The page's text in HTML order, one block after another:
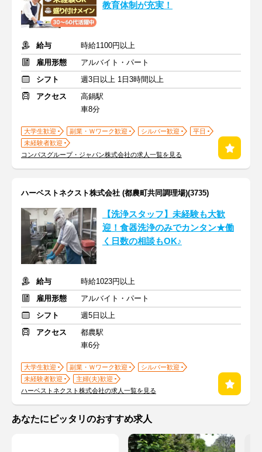
教育体制が充実！
給与
時給1100円以上
雇用形態
アルバイト・パート
シフト
週3日以上 1日3時間以上
アクセス
高鍋駅
車8分
大学生歓迎 副業・Ｗワーク歓迎 シルバー歓迎
平日
未経験者歓迎
コンパスグループ・ジャパン株式会社の求人一覧を見る
ハーベストネクスト株式会社 (都農町共同調理場)(3735)
【洗浄スタッフ】未経験も大歓
迎！食器洗浄のみでカンタン★働
く日数の相談もOK♪
給与
時給1023円以上
雇用形態
アルバイト・パート
シフト
週5日以上
アクセス
都農駅
車6分
大学生歓迎 副業・Ｗワーク歓迎
シルバー歓迎
未経験者歓迎
主婦(夫)歓迎
ハーベストネクスト株式会社の求人一覧を見る
あなたにピッタリのおすすめ求人